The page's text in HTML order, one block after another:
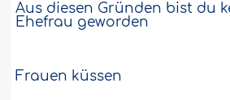
Aus diesen Gründen bist du
Ehefrau geworden
Frauen küssen